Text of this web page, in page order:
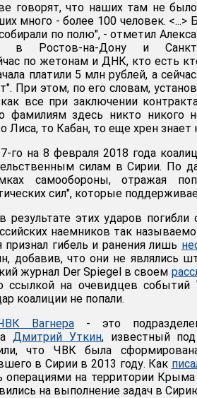
говорят, что наших там не
много - более 100 человек. <...>
по полю", - отметил
в Ростов-на-Дону и
по жетонам и ДНК, кто есть
платили 5 млн рублей, а
При этом, по его словам,
все при заключении
фамилиям здесь никто никого
Лиса, то Кабан, то еще хрен знает
го на 8 февраля 2018 года
силам в Сирии. По
самообороны, отражая
сил", которые
этих ударов погибли
наемников так
гибель и ранения лишь
добавив, что они не являлись
журнал Der Spiegel в своем
ссылкой на очевидцев событий
коалиции не попали.
Вагнера - это
Дмитрий Уткин, известный
что ЧВК была
в Сирии в 2013 году. Как
операциями на территории Крыма
на выполнение задач в